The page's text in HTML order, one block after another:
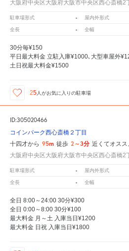
大阪府中央区大阪府大阪市中央区西心斎橋2
駐車場形式 - 屋内外形式
全長 - 全幅
30分毎¥150
平日最大料金 立駐入庫¥1000､大型車屋外
土日祝最大料金¥1500
25 人がお気に入りの駐車場
ID:305020466
コインパーク西心斎橋２丁目
十四才から 95m 徒歩 2～3分 近くてオスス
大阪府中央区大阪府大阪市中央区西心斎橋2
駐車場形式 - 屋内外形式
全長 - 全幅
全日 8:00～24:00 30分¥300
全日 0:00～8:00 30分¥100
最大料金 月～土 入庫当日¥1200
最大料金 日祝 入庫当日¥1800